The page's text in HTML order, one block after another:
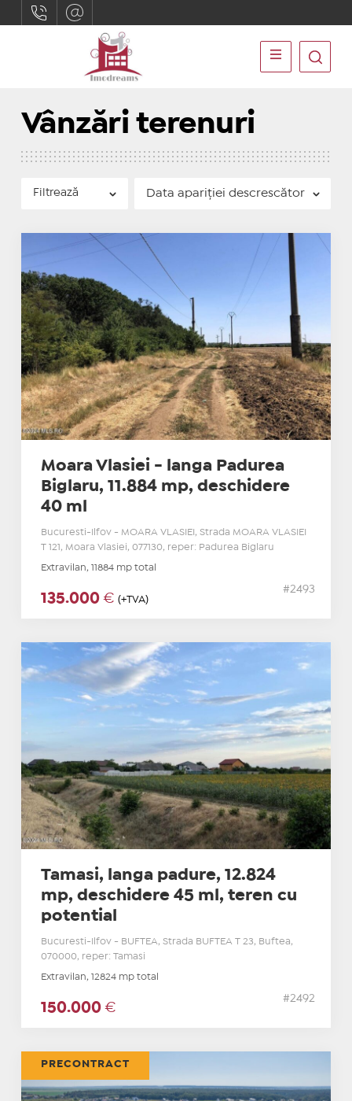
Vânzări terenuri
Filtrează
Moara Vlasiei - langa Padurea
Biglaru, 11.884 mp, deschidere
40 ml
Bucuresti-Ilfov - MOARA VLASIEI, Strada MOARA VLASIEI
T 121, Moara Vlasiei, 077130, reper: Padurea Biglaru
Extravilan, 11884 mp total
135.000 € (+TVA)
#2493
Tamasi, langa padure, 12.824
mp, deschidere 45 ml, teren cu
potential
Bucuresti-Ilfov - BUFTEA, Strada BUFTEA T 23, Buftea,
070000, reper: Tamasi
Extravilan, 12824 mp total
150.000 €
#2492
PRECONTRACT